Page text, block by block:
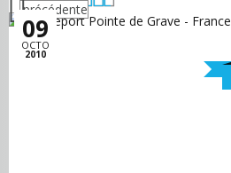
09
OCTO
2010
précédente